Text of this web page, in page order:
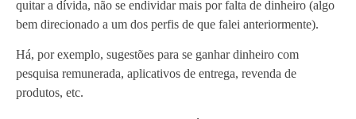
quitar a dívida, não se endividar mais por falta de dinheiro (algo
bem direcionado a um dos perfis de que falei anteriormente).
Há, por exemplo, sugestões para se ganhar dinheiro com
pesquisa remunerada, aplicativos de entrega, revenda de
produtos, etc.